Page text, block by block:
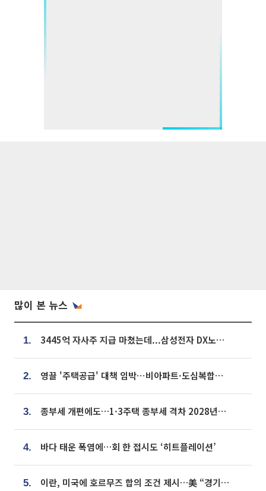
많이 본 뉴스
1. 3445억 자사주 지급 마쳤는데...삼성전자 DX노조, 뒤늦은 '떼쓰기 집회'
2. 영끌 '주택공급' 대책 임박⋯비아파트·도심복합까지 총동원
3. 종부세 개편에도…1·3주택 종부세 격차 2028년부터 확대
4. 바다 태운 폭염에…회 한 접시도 ‘히트플레이션’
5. 이란, 미국에 호르무즈 합의 조건 제시…美 “경기 아직 안 끝나” [종합]